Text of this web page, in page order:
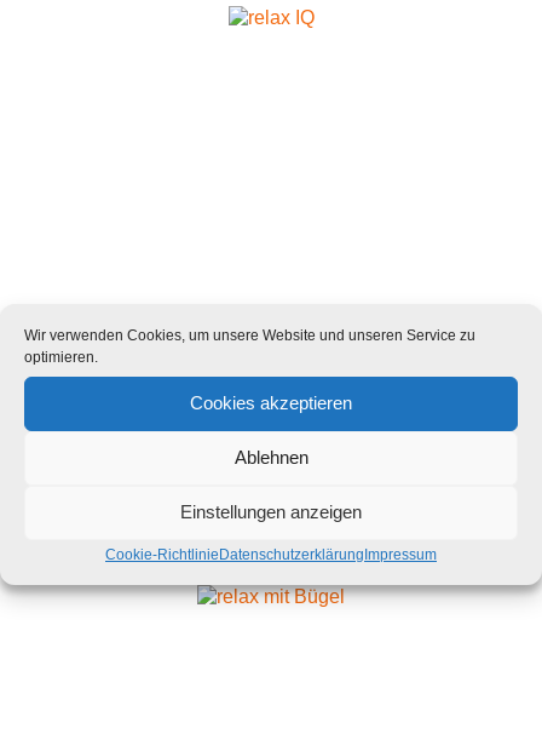
Wir verwenden Cookies, um unsere Website und unseren Service zu
optimieren.
Cookies akzeptieren
Ablehnen
Einstellungen anzeigen
Cookie-RichtlinieDatenschutzerklärungImpressum
relax IQ